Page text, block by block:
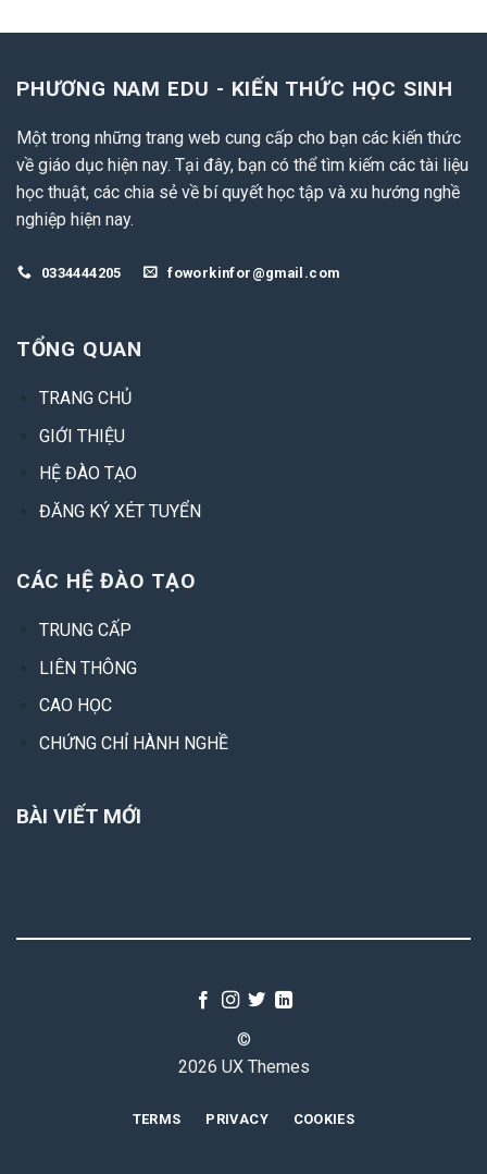
PHƯƠNG NAM EDU - KIẾN THỨC HỌC SINH
Một trong những trang web cung cấp cho bạn các kiến thức
về giáo dục hiện nay. Tại đây, bạn có thể tìm kiếm các tài liệu
học thuật, các chia sẻ về bí quyết học tập và xu hướng nghề
nghiệp hiện nay.
0334444205 foworkinfor@gmail.com
TỔNG QUAN
TRANG CHỦ
GIỚI THIỆU
HỆ ĐÀO TẠO
ĐĂNG KÝ XÉT TUYỂN
CÁC HỆ ĐÀO TẠO
TRUNG CẤP
LIÊN THÔNG
CAO HỌC
CHỨNG CHỈ HÀNH NGHỀ
BÀI VIẾT MỚI
©
2026 UX Themes
TERMS PRIVACY COOKIES